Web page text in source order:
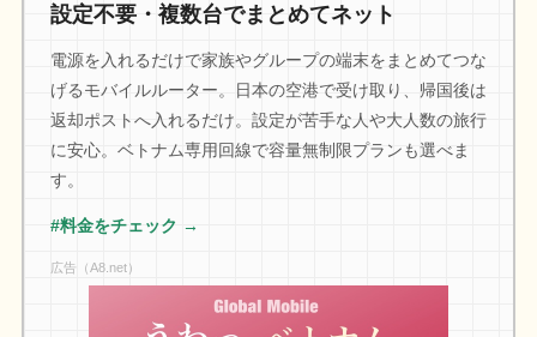
設定不要・複数台でまとめてネット
電源を入れるだけで家族やグループの端末をまとめてつな
げるモバイルルーター。日本の空港で受け取り、帰国後は
返却ポストへ入れるだけ。設定が苦手な人や大人数の旅行
に安心。ベトナム専用回線で容量無制限プランも選べま
す。
#料金をチェック →
広告（A8.net）